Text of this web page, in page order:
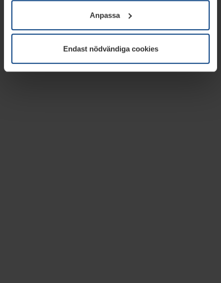
godkännande kan du när som helst ändra eller återkalla i
informationen om kakor underDataskyddsförklaring
vår webbplats.
Anpassa
Endast nödvändiga cookies